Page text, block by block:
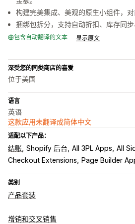
构建完美集成、美观的原生小组件，
捆绑包拆分，支持自动折扣、库存同
包含自动翻译的文本 显示原文
深受您的同类商店的喜爱
位于美国
语言
英语
这款应用未翻译成简体中文
适配以下产品：
结账 Shopify 后台 All 3PL Apps All
Checkout Extensions
Page Builder
类别
产品套装
套装类型
增销和交叉销售